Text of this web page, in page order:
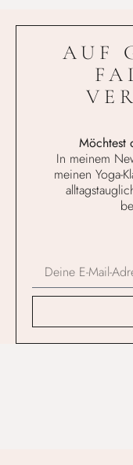
AUF
Möchtest
In meinem
meinen Yoga-